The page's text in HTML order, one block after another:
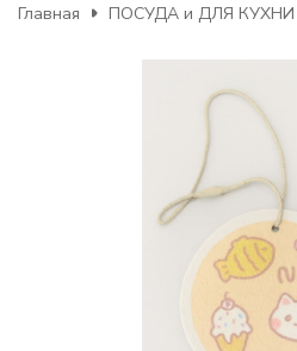
Главная ПОСУДА и ДЛЯ КУХНИ